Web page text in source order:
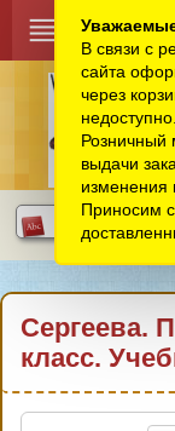
Сергеева.
класс.
В связи с
сайта
через
недоступно.
Розничный
выдачи
изменения
Приносим